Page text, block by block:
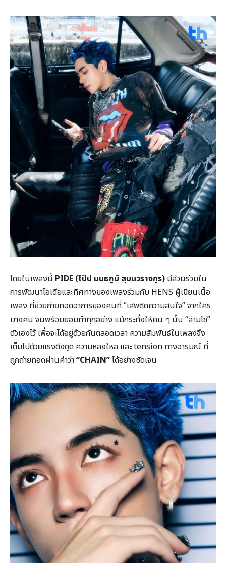
โดยในเพลงนี้ PIDE (ไป๊ป มนธภูมิ สุมนวรางกูร) มีส่วนร่วมใน
การพัฒนาไอเดียและทิศทางของเพลงร่วมกับ HENS ผู้เขียนเนื้อ
เพลง ที่ช่วยถ่ายทอดอาการของคนที่ “เสพติดความสนใจ” จากใคร
บางคน จนพร้อมยอมทำทุกอย่าง แม้กระทั่งให้คน ๆ นั้น “ล่ามโซ่”
ตัวเองไว้ เพื่อจะได้อยู่ด้วยกันตลอดเวลา ความสัมพันธ์ในเพลงจึง
เต็มไปด้วยแรงดึงดูด ความหลงใหล และ tension ทางอารมณ์ ที่
ถูกถ่ายทอดผ่านคำว่า“CHAIN”ได้อย่างชัดเจน